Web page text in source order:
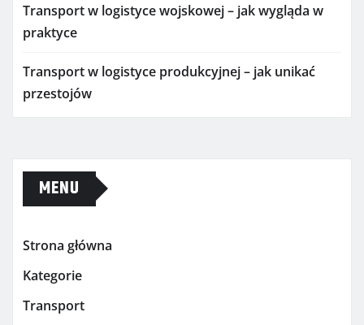
Transport w logistyce wojskowej – jak wygląda w
praktyce
Transport w logistyce produkcyjnej – jak unikać
przestojów
MENU
Strona główna
Kategorie
Transport